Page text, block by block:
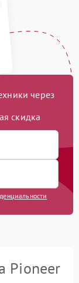
через
скидка
Pioneer